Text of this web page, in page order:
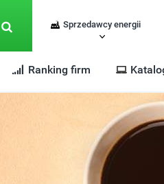
Sprzedawcy energii
Ranking firm